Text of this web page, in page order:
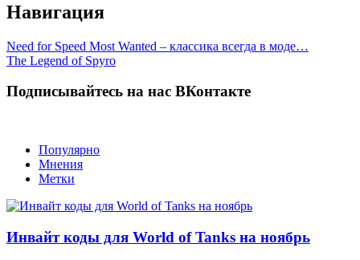
Навигация
Need for Speed Most Wanted – классика всегда в моде…
The Legend of Spyro
Подписывайтесь на нас ВКонтакте
Популярно
Мнения
Метки
Инвайт коды для World of Tanks на ноябрь